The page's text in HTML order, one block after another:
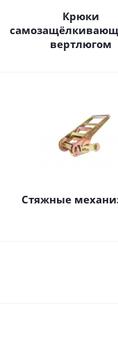
Крюки
вертлюгом
Стяжные